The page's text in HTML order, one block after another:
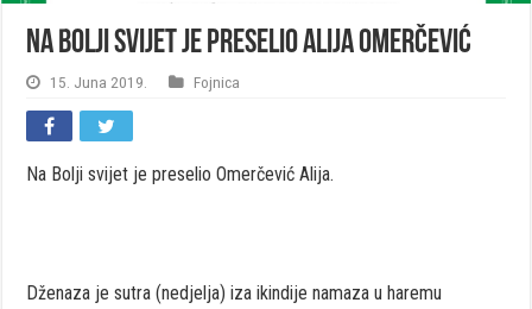
Na Bolji svijet je preselio Alija Omerčević
15. Juna 2019. Fojnica
Na Bolji svijet je preselio Omerčević Alija.
Dženaza je sutra (nedjelja) iza ikindije namaza u haremu